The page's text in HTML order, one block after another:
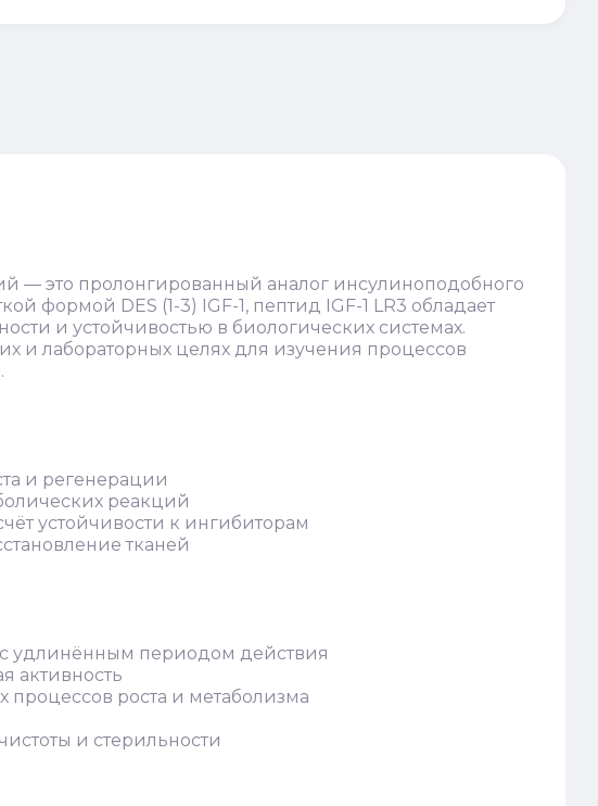
это пролонгированный аналог инсулиноподобного
формой DES (1-3) IGF-1, пептид IGF-1 LR3 обладает
и устойчивостью в биологических системах.
и лабораторных целях для изучения процессов
и регенерации
реакций
устойчивости к ингибиторам
тканей
удлинённым периодом действия
активность
процессов роста и метаболизма
и стерильности